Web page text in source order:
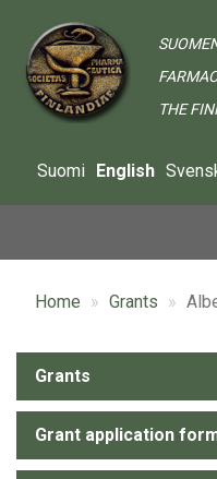
main
content
THE
Suomi English
Home Grants
Alavalikko
-
Grants
Grants
Grant application